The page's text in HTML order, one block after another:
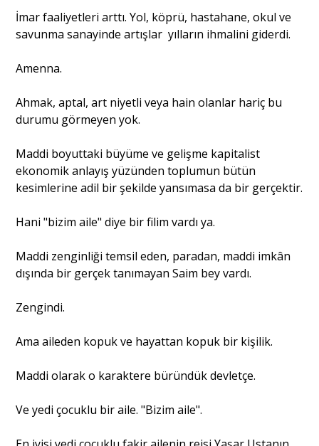
Yorum - Analiz
Portre
Yazarlar
Dosya Haber
Ankara Analiz
Sağlık
İmar faaliyetleri arttı. Yol, köprü, hastahane, okul ve
savunma sanayinde artışlar yılların ihmalini giderdi.
Amenna.
Ahmak, aptal, art niyetli veya hain olanlar hariç bu
durumu görmeyen yok.
Maddi boyuttaki büyüme ve gelişme kapitalist
ekonomik anlayış yüzünden toplumun bütün
kesimlerine adil bir şekilde yansımasa da bir gerçektir.
Hani "bizim aile" diye bir filim vardı ya.
Maddi zenginliği temsil eden, paradan, maddi imkân
dışında bir gerçek tanımayan Saim bey vardı.
Zengindi.
Ama aileden kopuk ve hayattan kopuk bir kişilik.
Maddi olarak o karaktere büründük devletçe.
Ve yedi çocuklu bir aile. "Bizim aile".